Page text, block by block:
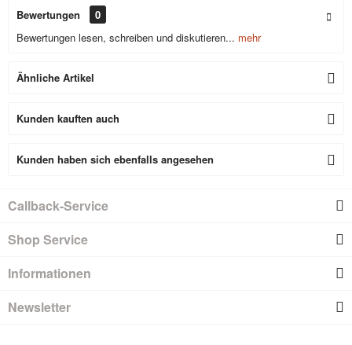
Bewertungen
0
Bewertungen lesen, schreiben und diskutieren... mehr
Ähnliche Artikel
Kunden kauften auch
Kunden haben sich ebenfalls angesehen
Callback-Service
Shop Service
Informationen
Newsletter